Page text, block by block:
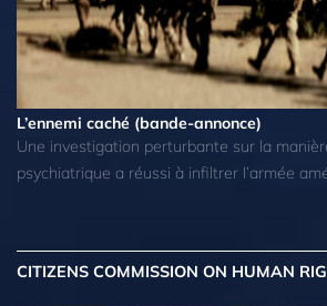
L’ennemi caché (bande-annonce)
Une investigation perturbante sur la
psychiatrique a réussi à infiltrer l’armée
CITIZENS COMMISSION ON HUMAN